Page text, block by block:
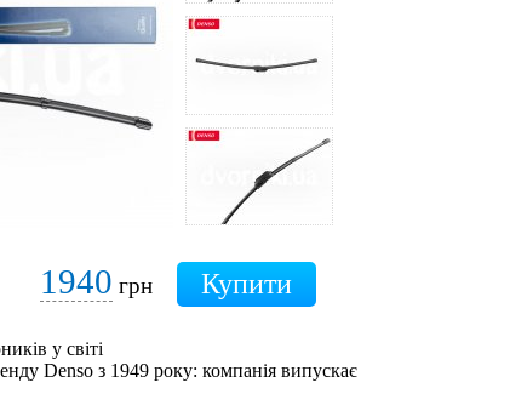
1940 грн
у світі
Denso з 1949 року: компанія випускає